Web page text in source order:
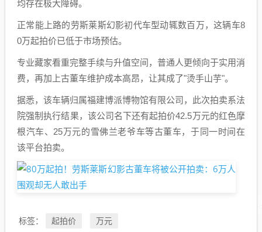
均存在极大障碍。
正常能上路的劳斯莱斯幻影初代车型动辄数百万，这辆车8
0万起拍价已低于市场预估。
专业藏家看重完整手续与升值空间，普通人更倾向于实用消
费，再加上古董车维护成本高昂，让其成了"烫手山芋"。
据悉，该车辆归属福建博派博物馆有限公司，此次拍卖系法
院强制执行结果，该公司名下还有起拍价42.5万元的红色摩
根汽车、25万元的雪佛兰老爷车等古董车，于同一时间在
该平台拍卖。
标签： 起拍价 万元